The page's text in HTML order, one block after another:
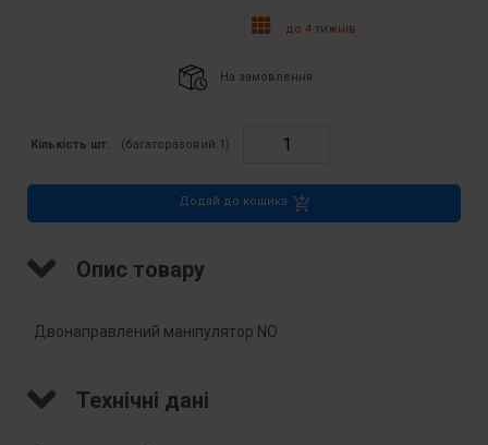
до 4 тижнів
На замовлення
Кількість шт. (багаторазовий:1 )
Додай до кошика
Опис товару
Двонаправлений маніпулятор NO
Технічні дані